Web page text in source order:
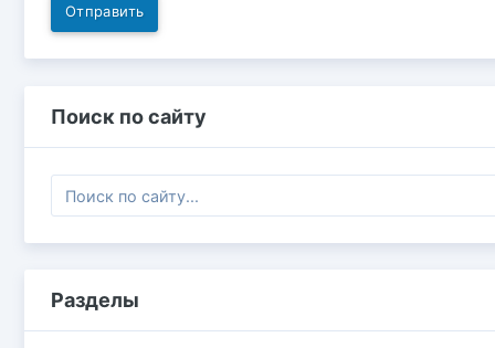
Отправить
Поиск по сайту
Разделы